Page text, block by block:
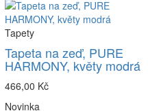
Tapety
Tapeta na zeď, PURE
HARMONY, květy modrá
466,00 Kč
Novinka